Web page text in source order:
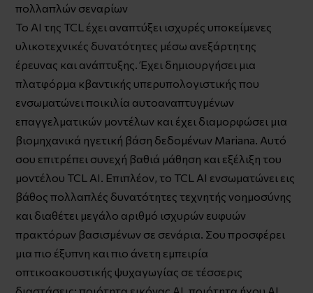
πολλαπλών σεναρίων
Το AI της TCL έχει αναπτύξει ισχυρές υποκείμενες
υλικοτεχνικές δυνατότητες μέσω ανεξάρτητης
έρευνας και ανάπτυξης. Έχει δημιουργήσει μια
πλατφόρμα κβαντικής υπερυπολογιστικής που
ενσωματώνει ποικιλία αυτοαναπτυγμένων
επαγγελματικών μοντέλων και έχει διαμορφώσει μια
βιομηχανικά ηγετική βάση δεδομένων Mariana. Αυτό
σου επιτρέπει συνεχή βαθιά μάθηση και εξέλιξη του
μοντέλου TCL AI. Επιπλέον, το TCL AI ενσωματώνει εις
βάθος πολλαπλές δυνατότητες τεχνητής νοημοσύνης
και διαθέτει μεγάλο αριθμό ισχυρών ευφυών
πρακτόρων βασισμένων σε σενάρια. Σου προσφέρει
μια πιο έξυπνη και πιο άνετη εμπειρία
οπτικοακουστικής ψυχαγωγίας σε τέσσερις